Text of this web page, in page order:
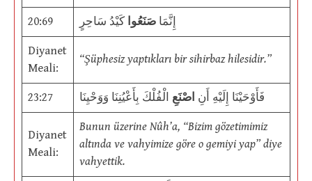
20:69 إِنَّمَا صَنَعُوا كَيْدُ سَاحِرٍ
Diyanet
Meali:
“Şüphesiz yaptıkları bir sihirbaz hilesidir.”
23:27 فَأَوْحَيْنَا إِلَيْهِ أَنِ اصْنَعِ الْفُلْكَ بِأَعْيُنِنَا وَوَحْيِنَا
Diyanet
Meali:
Bunun üzerine Nûh’a, “Bizim gözetimimiz
altında ve vahyimize göre o gemiyi yap” diye
vahyettik.